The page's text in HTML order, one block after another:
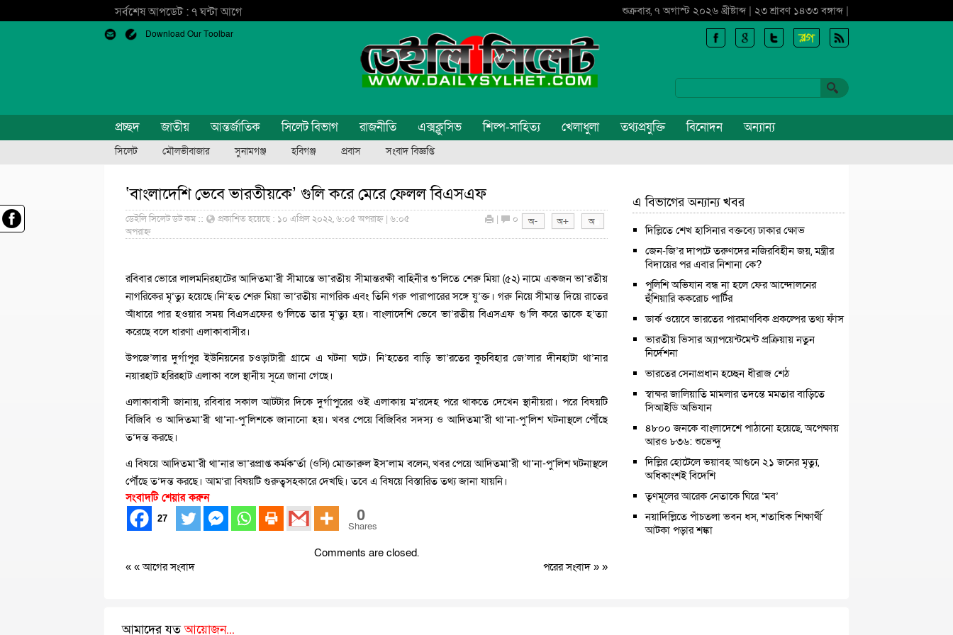
সর্বশেষ আপডেট : ৭ ঘন্টা আগে শুক্রবার, ৭ অগাস্ট ২০২৬ খ্রীষ্টাব্দ | ২৩ শ্রাবণ ১৪৩৩ বঙ্গাব্দ |
Download Our Toolbar
প্রচ্ছদ জাতীয় আন্তর্জাতিক সিলেট বিভাগ রাজনীতি এক্সক্লুসিভ শিল্প-সাহিত্য খেলাধুলা তথ্যপ্রযুক্তি বিনোদন অন্যান্য
সিলেট মৌলভীবাজার সুনামগঞ্জ হবিগঞ্জ প্রবাস সংবাদ বিজ্ঞপ্তি
‘বাংলাদেশি ভেবে ভারতীয়কে’ গুলি করে মেরে ফেলল বিএসএফ
ডেইলি সিলেট ডট কম ::
প্রকাশিত হয়েছে : ১০ এপ্রিল ২০২২, ৬:০৫ অপরাহ্ন | ৬:০৫
অপরাহ্ন
| ০
রবিবার ভোরে লালমনিরহাটের আদিতমা’রী সীমান্তে ভা’রতীয় সীমান্তরক্ষী বাহিনীর গু’লিতে শেরু মিয়া (৫২) নামে একজন ভা’রতীয়
নাগরিকের মৃ’ত্যু হয়েছে।নি’হত শেরু মিয়া ভা’রতীয় নাগরিক এবং তিনি গরু পারাপারের সঙ্গে যু’ক্ত। গরু নিয়ে সীমান্ত দিয়ে রাতের
আঁধারে পার হওয়ার সময় বিএসএফের গু’লিতে তার মৃ’ত্যু হয়। বাংলাদেশি ভেবে ভা’রতীয় বিএসএফ গু’লি করে তাকে হ’ত্যা
করেছে বলে ধারণা এলাকাবাসীর।
উপজে’লার দুর্গাপুর ইউনিয়নের চওড়াটারী গ্রামে এ ঘটনা ঘটে। নি’হতের বাড়ি ভা’রতের কুচবিহার জে’লার দীনহাটা থা’নার
নয়ারহাট হরিরহাট এলাকা বলে স্থানীয় সূত্রে জানা গেছে।
এলাকাবাসী জানায়, রবিবার সকাল আটটার দিকে দুর্গাপুরের ওই এলাকায় ম’রদেহ পরে থাকতে দেখেন স্থানীয়রা। পরে বিষয়টি
বিজিবি ও আদিতমা’রী থা’না-পু’লিশকে জানানো হয়। খবর পেয়ে বিজিবির সদস্য ও আদিতমা’রী থা’না-পু’লিশ ঘটনাস্থলে পৌঁছে
ত’দন্ত করছে।
এ বিষয়ে আদিতমা’রী থা’নার ভা’রপ্রাপ্ত কর্মক’র্তা (ওসি) মোক্তারুল ইস’লাম বলেন, খবর পেয়ে আদিতমা’রী থা’না-পু’লিশ ঘটনাস্থলে
পৌঁছে ত’দন্ত করছে। আম’রা বিষয়টি গুরুত্বসহকারে দেখছি। তবে এ বিষয়ে বিস্তারিত তথ্য জানা যায়নি।
সংবাদটি শেয়ার করুন
27 0
Shares
Comments are closed.
« «আগের সংবাদ পরের সংবাদ » »
এ বিভাগের অন্যান্য খবর
দিল্লিতে শেখ হাসিনার বক্তব্যে ঢাকার ক্ষোভ
জেন-জি’র দাপটে তরুণদের নজিরবিহীন জয়, মন্ত্রীর
বিদায়ের পর এবার নিশানা কে?
পুলিশি অভিযান বন্ধ না হলে ফের আন্দোলনের
হুঁশিয়ারি ককরোচ পার্টির
ডার্ক ওয়েবে ভারতের পারমাণবিক প্রকল্পের তথ্য ফাঁস
ভারতীয় ভিসার অ্যাপয়েন্টমেন্ট প্রক্রিয়ায় নতুন
নির্দেশনা
ভারতের সেনাপ্রধান হচ্ছেন ধীরাজ শেঠ
স্বাক্ষর জালিয়াতি মামলার তদন্তে মমতার বাড়িতে
সিআইডি অভিযান
৪৮০০ জনকে বাংলাদেশে পাঠানো হয়েছে, অপেক্ষায়
আরও ৮৩৬: শুভেন্দু
দিল্লির হোটেলে ভয়াবহ আগুনে ২১ জনের মৃত্যু,
অধিকাংশই বিদেশি
তৃণমূলের আরেক নেতাকে ঘিরে ‘মব’
নয়াদিল্লিতে পাঁচতলা ভবন ধস, শতাধিক শিক্ষার্থী
আটকা পড়ার শঙ্কা
আমাদের যতআয়োজন...